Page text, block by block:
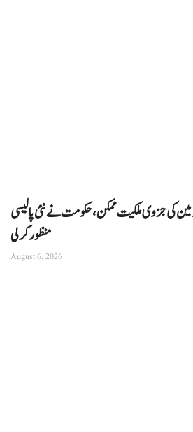
کی جزوی ملکیت ممکن، حکومت نے نئی پالیسی
منظور کرلی
August 6, 2026